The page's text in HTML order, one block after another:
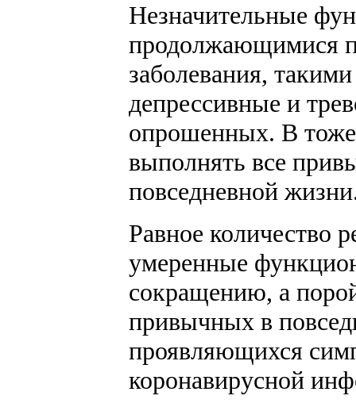
Незначительные
продолжающимися
заболевания,
депрессивные и
опрошенных. В тоже
выполнять все
повседневной
Равное количество
умеренные
сокращению, а
привычных в
проявляющихся
коронавирусной